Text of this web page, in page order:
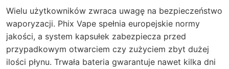
Wielu użytkowników zwraca uwagę na bezpieczeństwo
waporyzacji. Phix Vape spełnia europejskie normy
jakości, a system kapsułek zabezpiecza przed
przypadkowym otwarciem czy zużyciem zbyt dużej
ilości płynu. Trwała bateria gwarantuje nawet kilka dni